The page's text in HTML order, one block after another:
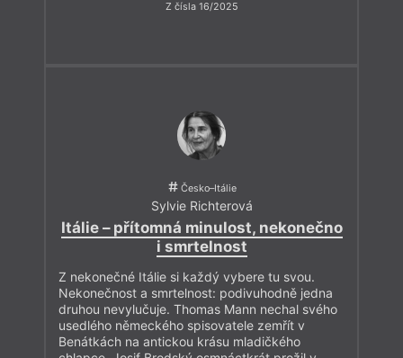
Z čísla 16/2025
Česko–Itálie
Sylvie Richterová
Itálie – přítomná minulost, nekonečno
i smrtelnost
Z nekonečné Itálie si každý vybere tu svou.
Nekonečnost a smrtelnost: podivuhodně jedna
druhou nevylučuje. Thomas Mann nechal svého
usedlého německého spisovatele zemřít v
Benátkách na antickou krásu mladičkého